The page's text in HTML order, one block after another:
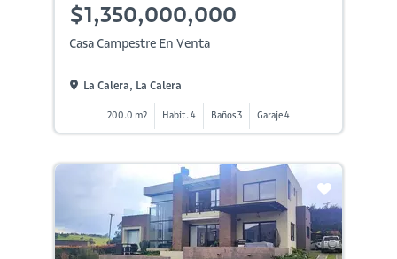
$1,350,000,000
Casa Campestre En Venta
La Calera, La Calera
200.0 m2 Habit. 4 Baños 3 Garaje 4